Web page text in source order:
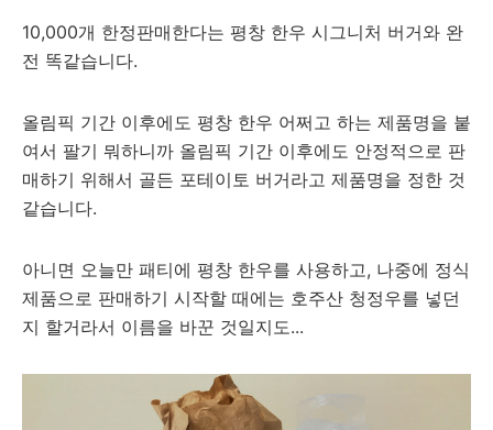
10,000개 한정판매한다는 평창 한우 시그니처 버거와 완
전 똑같습니다.
올림픽 기간 이후에도 평창 한우 어쩌고 하는 제품명을 붙
여서 팔기 뭐하니까 올림픽 기간 이후에도 안정적으로 판
매하기 위해서 골든 포테이토 버거라고 제품명을 정한 것
같습니다.
아니면 오늘만 패티에 평창 한우를 사용하고, 나중에 정식
제품으로 판매하기 시작할 때에는 호주산 청정우를 넣던
지 할거라서 이름을 바꾼 것일지도...